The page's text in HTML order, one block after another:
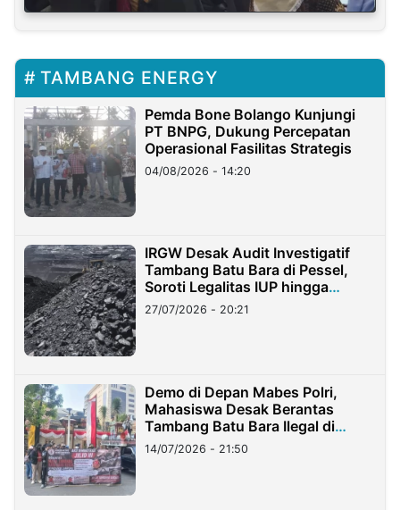
TAMBANG ENERGY
Pemda Bone Bolango Kunjungi
PT BNPG, Dukung Percepatan
Operasional Fasilitas Strategis
04/08/2026 - 14:20
IRGW Desak Audit Investigatif
Tambang Batu Bara di Pessel,
Soroti Legalitas IUP hingga
Stockpile
27/07/2026 - 20:21
Demo di Depan Mabes Polri,
Mahasiswa Desak Berantas
Tambang Batu Bara Ilegal di
Lampung
14/07/2026 - 21:50